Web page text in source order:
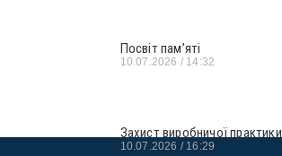
Посвіт пам’яті
10.07.2026 14:32
Захист виробничої практики
10.07.2026 16:29